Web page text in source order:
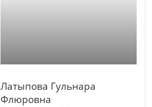
Латыпова Гульнара
Флюровна